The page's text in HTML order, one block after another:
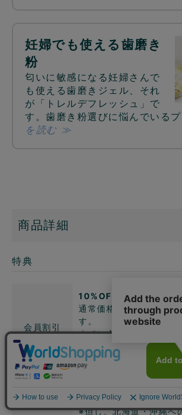
妊婦でも使える歯磨き
粉
匂いに敏感になる妊婦さんで
も使える歯磨きジェル、それ
が「トレルデフレッシュ」で
す。歯磨き粉選びに悩んでいる
を読む ≫
商品詳細
特典
会員割引
10%OFF
通常価格の10%OFFでお
す。
すでに会員登録がお済の
て、まだの方は新規会
くださいませ。
送料無料でお届けいた
※但し、北海道・沖縄へ